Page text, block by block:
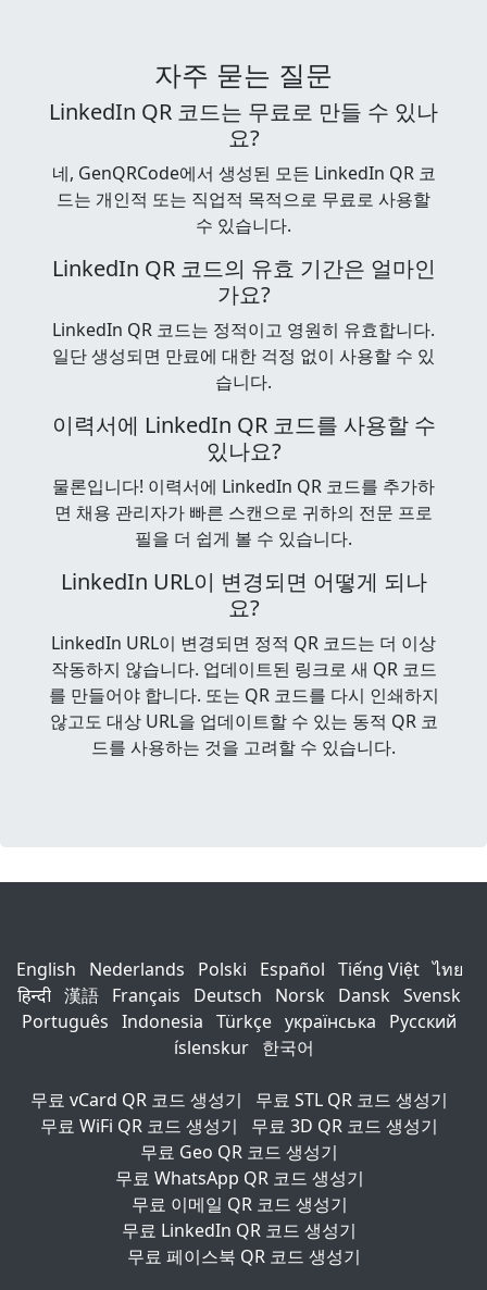
자주 묻는 질문
LinkedIn QR 코드는 무료로 만들 수 있나
요?
네, GenQRCode에서 생성된 모든 LinkedIn QR 코
드는 개인적 또는 직업적 목적으로 무료로 사용할
수 있습니다.
LinkedIn QR 코드의 유효 기간은 얼마인
가요?
LinkedIn QR 코드는 정적이고 영원히 유효합니다.
일단 생성되면 만료에 대한 걱정 없이 사용할 수 있
습니다.
이력서에 LinkedIn QR 코드를 사용할 수
있나요?
물론입니다! 이력서에 LinkedIn QR 코드를 추가하
면 채용 관리자가 빠른 스캔으로 귀하의 전문 프로
필을 더 쉽게 볼 수 있습니다.
LinkedIn URL이 변경되면 어떻게 되나
요?
LinkedIn URL이 변경되면 정적 QR 코드는 더 이상
작동하지 않습니다. 업데이트된 링크로 새 QR 코드
를 만들어야 합니다. 또는 QR 코드를 다시 인쇄하지
않고도 대상 URL을 업데이트할 수 있는 동적 QR 코
드를 사용하는 것을 고려할 수 있습니다.
English Nederlands Polski Español Tiếng Việt ไทย
हिन्दी 漢語 Français Deutsch Norsk Dansk Svensk
Português Indonesia Türkçe українська
Русский
íslenskur
한국어
무료 vCard QR 코드 생성기
무료 STL QR 코드 생성기
무료 WiFi QR 코드 생성기
무료 3D QR 코드 생성기
무료 Geo QR 코드 생성기
무료 WhatsApp QR 코드 생성기
무료 이메일 QR 코드 생성기
무료 LinkedIn QR 코드 생성기
무료 페이스북 QR 코드 생성기